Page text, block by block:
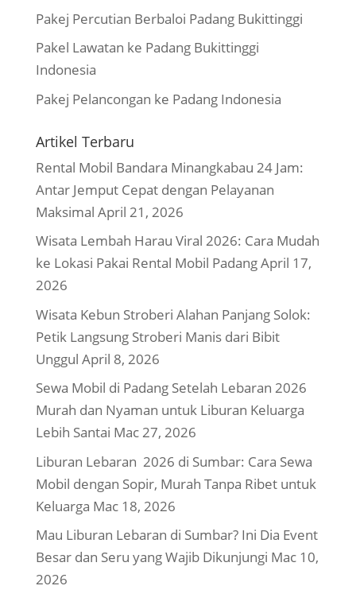
Pakej Percutian Berbaloi Padang Bukittinggi
Pakel Lawatan ke Padang Bukittinggi
Indonesia
Pakej Pelancongan ke Padang Indonesia
Artikel Terbaru
Rental Mobil Bandara Minangkabau 24 Jam:
Antar Jemput Cepat dengan Pelayanan
Maksimal April 21, 2026
Wisata Lembah Harau Viral 2026: Cara Mudah
ke Lokasi Pakai Rental Mobil PadangApril 17,
2026
Wisata Kebun Stroberi Alahan Panjang Solok:
Petik Langsung Stroberi Manis dari Bibit
Unggul April 8, 2026
Sewa Mobil di Padang Setelah Lebaran 2026
Murah dan Nyaman untuk Liburan Keluarga
Lebih Santai Mac 27, 2026
Liburan Lebaran 2026 di Sumbar: Cara Sewa
Mobil dengan Sopir, Murah Tanpa Ribet untuk
Keluarga Mac 18, 2026
Mau Liburan Lebaran di Sumbar? Ini Dia Event
Besar dan Seru yang Wajib Dikunjungi Mac 10,
2026